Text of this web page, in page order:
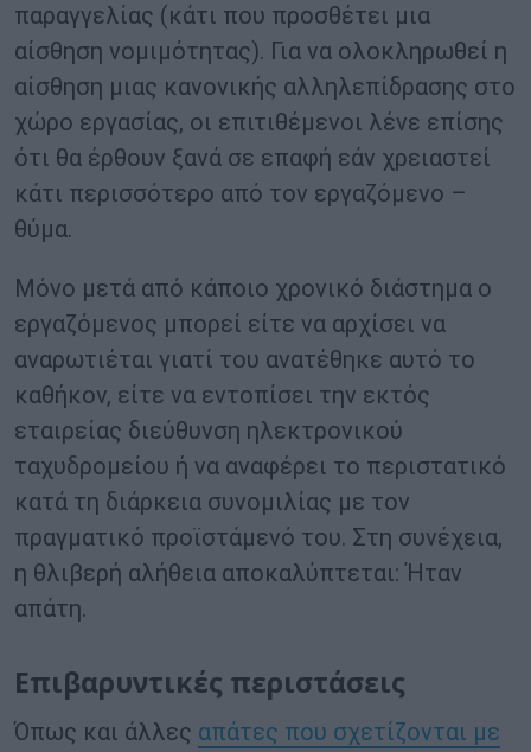
παραγγελίας (κάτι που προσθέτει μια
αίσθηση νομιμότητας). Για να ολοκληρωθεί η
αίσθηση μιας κανονικής αλληλεπίδρασης στο
χώρο εργασίας, οι επιτιθέμενοι λένε επίσης
ότι θα έρθουν ξανά σε επαφή εάν χρειαστεί
κάτι περισσότερο από τον εργαζόμενο –
θύμα.
Μόνο μετά από κάποιο χρονικό διάστημα ο
εργαζόμενος μπορεί είτε να αρχίσει να
αναρωτιέται γιατί του ανατέθηκε αυτό το
καθήκον, είτε να εντοπίσει την εκτός
εταιρείας διεύθυνση ηλεκτρονικού
ταχυδρομείου ή να αναφέρει το περιστατικό
κατά τη διάρκεια συνομιλίας με τον
πραγματικό προϊστάμενό του. Στη συνέχεια,
η θλιβερή αλήθεια αποκαλύπτεται: Ήταν
απάτη.
Επιβαρυντικές περιστάσεις
Όπως και άλλες απάτες που σχετίζονται με